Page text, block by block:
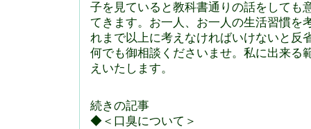
子を見ていると教科書通りの話をしても
てきます。お一人、お一人の生活習慣を
れまで以上に考えなければいけないと反
何でも御相談くださいませ。私に出来る
えいたします。
続きの記事
◆＜口臭について＞